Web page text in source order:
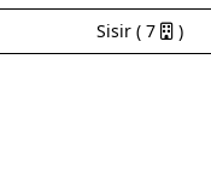
Sisir ( 7 )